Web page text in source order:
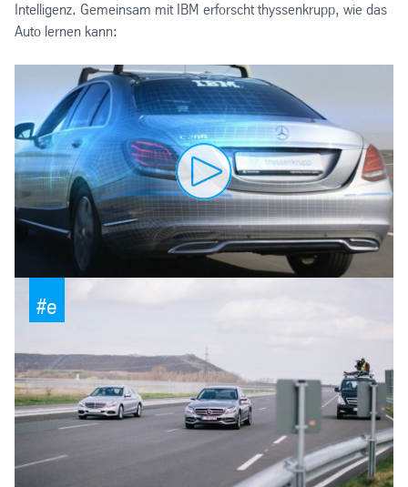
Intelligenz. Gemeinsam mit IBM erforscht thyssenkrupp, wie das
Auto lernen kann:
#e